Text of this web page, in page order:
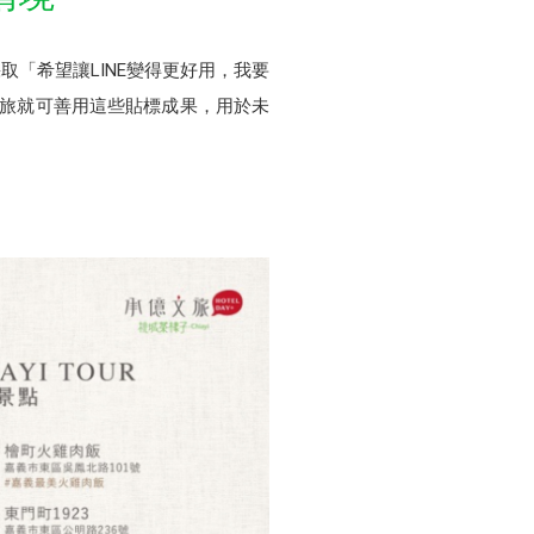
「希望讓LINE變得更好用，我要
就可善用這些貼標成果，用於未